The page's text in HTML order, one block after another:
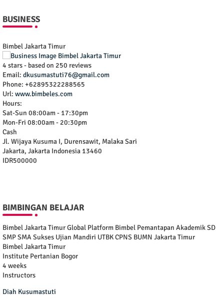
BUSINESS
Bimbel Jakarta Timur
4 stars - based on 250 reviews
Email: dkusumastuti76@gmail.com
Phone: +62895322288565
Url: www.bimbeles.com
Hours:
Sat-Sun 08:00am - 17:30pm
Mon-Fri 08:00am - 20:30pm
Cash
Jl. Wijaya Kusuma I, Durensawit, Malaka Sari
Jakarta, Jakarta Indonesia 13460
IDR500000
BIMBINGAN BELAJAR
Bimbel Jakarta Timur Global Platform Bimbel Pemantapan Akademik SD
SMP SMA Sukses Ujian Mandiri UTBK CPNS BUMN Jakarta Timur
Bimbel Jakarta Timur
Institute Pertanian Bogor
4 weeks
Instructors
Diah Kusumastuti